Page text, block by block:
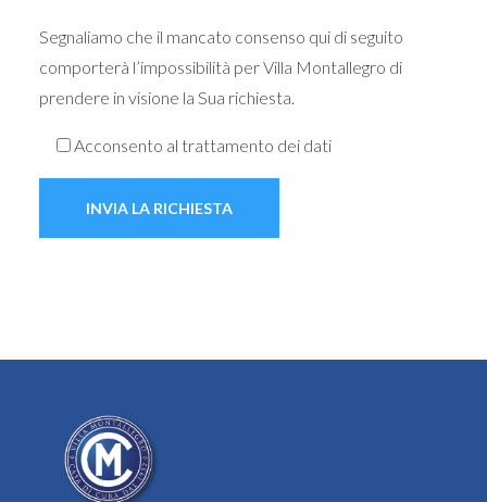
Segnaliamo che il mancato consenso qui di seguito
comporterà l’impossibilità per Villa Montallegro di
prendere in visione la Sua richiesta.
Acconsento al trattamento dei dati